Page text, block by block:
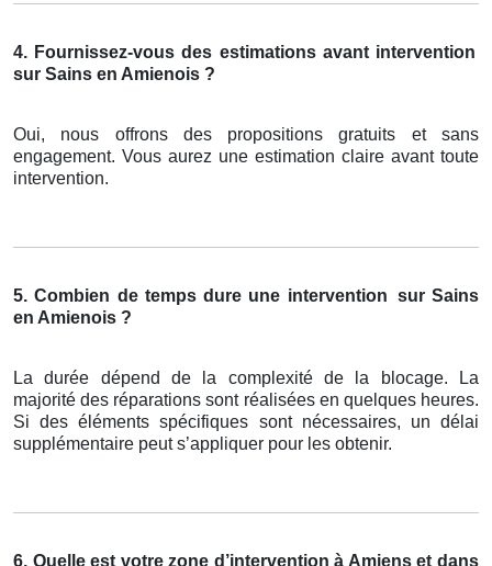
4. Fournissez-vous des estimations avant intervention
sur Sains en Amienois ?
Oui, nous offrons des propositions gratuits et sans
engagement. Vous aurez une estimation claire avant toute
intervention.
5. Combien de temps dure une intervention sur Sains
en Amienois ?
La durée dépend de la complexité de la blocage. La
majorité des réparations sont réalisées en quelques heures.
Si des éléments spécifiques sont nécessaires, un délai
supplémentaire peut s’appliquer pour les obtenir.
6. Quelle est votre zone d’intervention à Amiens et dans